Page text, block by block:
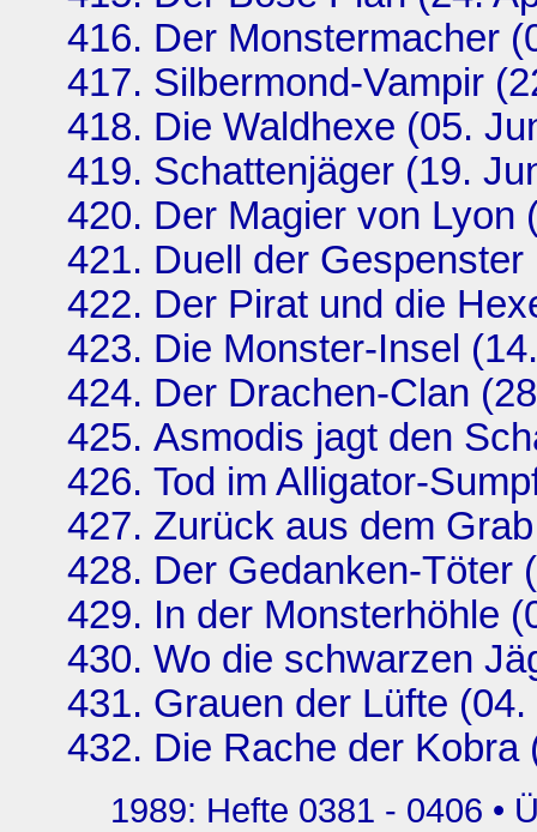
Der Monstermacher
Silbermond-Vampir
Die Waldhexe (05.
Schattenjäger (19.
Der Magier von Lyon
Duell der
Der Pirat und die
Die Monster-Insel
Der Drachen-Clan
Asmodis jagt den
Tod im Alligator-
Zurück aus dem
Der Gedanken-Töter
In der Monsterhöhle
Wo die schwarzen
Grauen der Lüfte
Die Rache der Kobra
1989: Hefte 0381 - 0406 •